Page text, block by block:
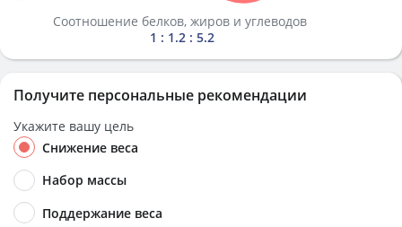
Соотношение белков, жиров и углеводов
1 : 1.2 : 5.2
Получите персональные рекомендации
Укажите вашу цель
Снижение веса
Набор массы
Поддержание веса